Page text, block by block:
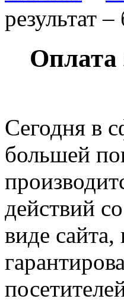
результат
Оплата
Сегодня в
большей
действий
виде